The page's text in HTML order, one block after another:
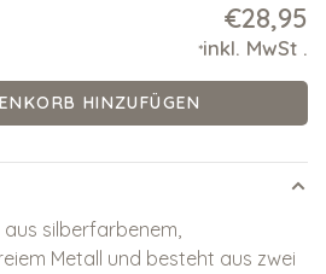
€28,95
*inkl. MwSt .
HINZUFÜGEN
silberfarbenem,
Metall und besteht aus zwei